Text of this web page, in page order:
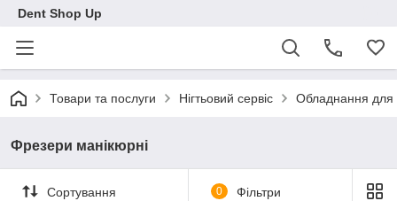
Dent Shop Up
Товари та послуги Нігтьовий сервіс Обладнання для
Фрезери манікюрні
Сортування 0 Фільтри